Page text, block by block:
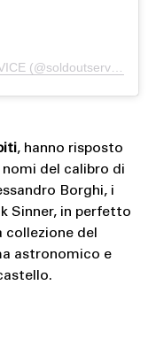
Un post condiviso da SOLDOUTSERVICE (@soldoutserviceitaly)
, hanno risposto
del calibro di
Borghi, i
Sinner, in perfetto
del
astronomico e